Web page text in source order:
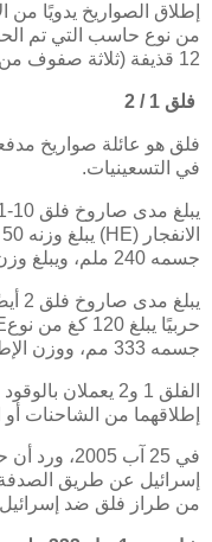
إطلاق الصواريخ يدويًا
من نوع حاسب التي تم
12 قذيفة (ثلاثة صفوف من
فلق 1 / 2
فلق هو عائلة صواريخ
في التسعينيات.
الانفجار (HE)
جسمه 240 ملم، ويبلغ وزن الإطلاق الإجمالي 111 كغ.
حربيًا يبلغ 120 كغ من نوع
جسمه 333 مم، ووزن الإطلاق 255 كغ.
الفلق 1 و2
إطلاقهما من الشاحنات أو
إسرائيل عن طريق
من طراز فلق ضد إسرائيل